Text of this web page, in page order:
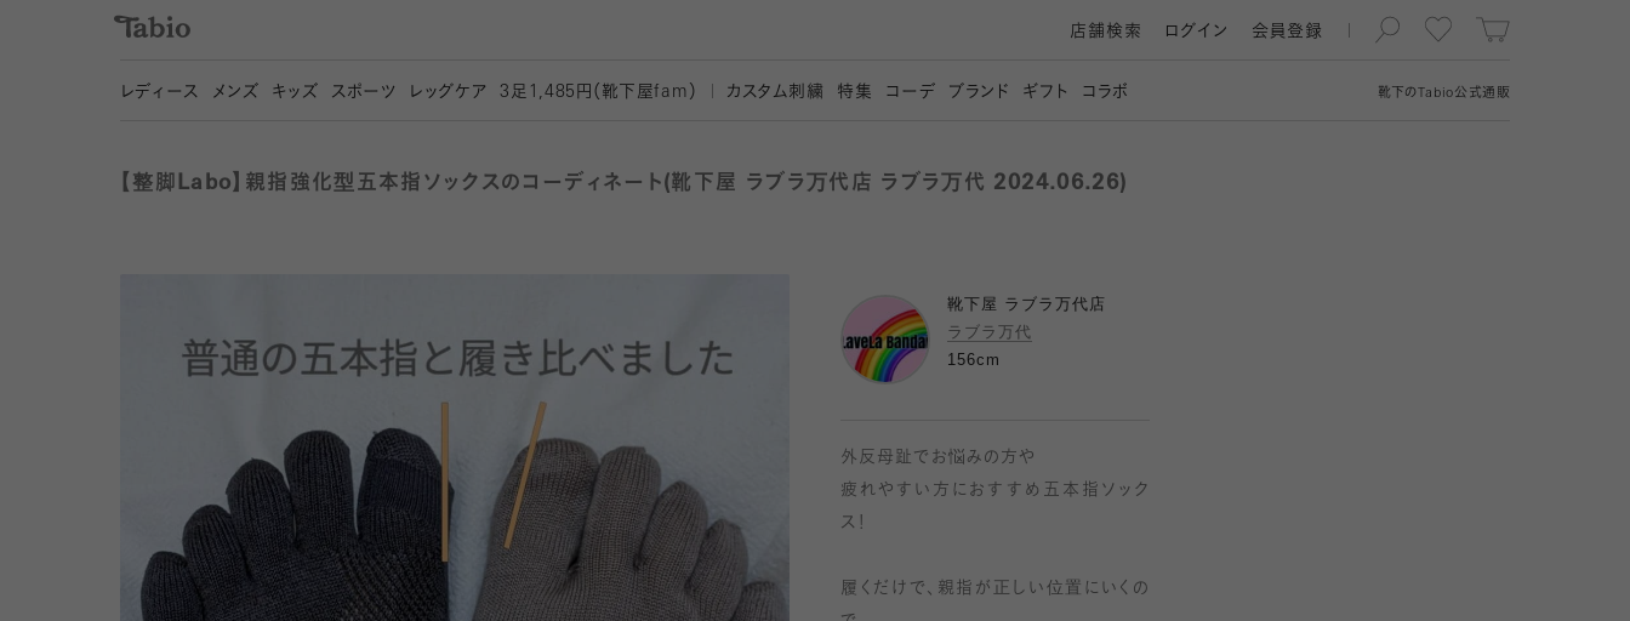
靴下の Tabio公式通販
店舗検索 ログイン 会員登録
レディース メンズ キッズ スポーツ レッグケア 3 足1,485円（靴下屋fam） カスタム刺繍 特集 コーデ ブランド ギフト コラボ
【整脚Labo】親指強化型五本指ソックスのコーディネート(靴下屋 ラブラ万代店 ラブラ万代 2024.06.26)
靴下屋 ラブラ万代店
ラブラ万代
156cm
外反母趾でお悩みの方や
疲れやすい方におすすめ五本指ソック
ス！
履くだけで、親指が正しい位置にいくの